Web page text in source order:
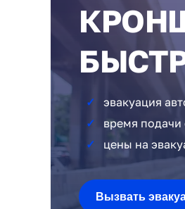
эвакуация
время подачи
цены на
Вызвать